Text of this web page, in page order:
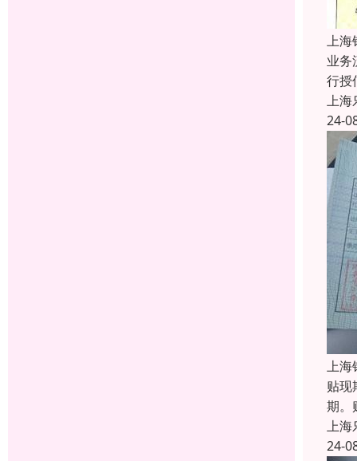
上海
业务
行授
上海
24-
上海
贴现
期。
上海
24-